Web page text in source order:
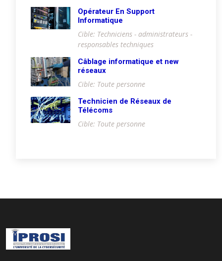
Opérateur En Support
Informatique
Cible: Techniciens - administrateurs -
responsables techniques
Câblage informatique et new
réseaux
Cible: Toute personne
Technicien de Réseaux de
Télécoms
Cible: Toute personne